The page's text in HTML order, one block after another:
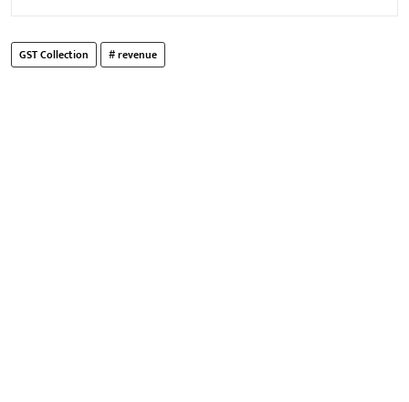
GST Collection # revenue